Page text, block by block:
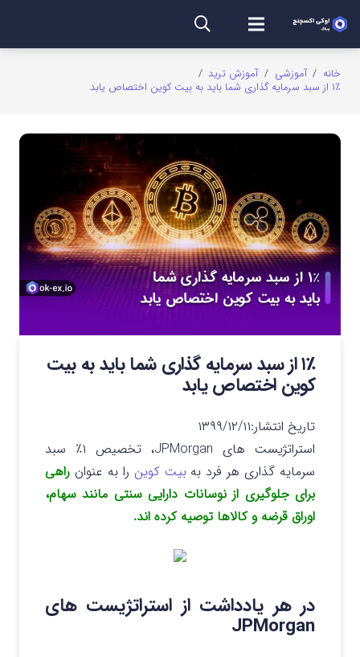
خانه / آموزشی / آموزش ترید /
۱٪ از سبد سرمایه گذاری شما باید به بیت کوین اختصاص یابد
۱٪ از سبد سرمایه گذاری شما باید به بیت
کوین اختصاص یابد
تاریخ انتشار:۱۳۹۹/۱۲/۱۱
استراتژیست های JPMorgan، تخصیص ۱٪ سبد
سرمایه گذاری هر فرد بهبیت کوین را به عنوان راهی
برای جلوگیری از نوسانات دارایی سنتی مانند سهام،
اوراق قرضه و کالاها توصیه کرده اند.
در هر یادداشت از استراتژیست های
JPMorgan